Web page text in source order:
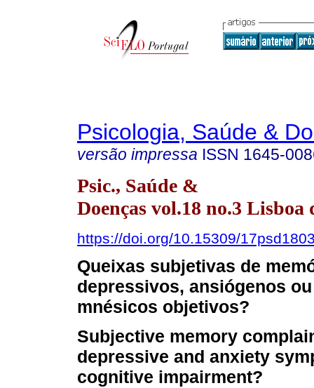
Psicologia, Saúde &
versão impressa ISSN 1645-
Psic., Saúde &
Doenças vol.18 no.3 Lisboa
https://doi.org/10.15309/
Queixas subjetivas de
depressivos, ansiógenos
mnésicos objetivos?
Subjective memory
depressive and anxiety
cognitive impairment?